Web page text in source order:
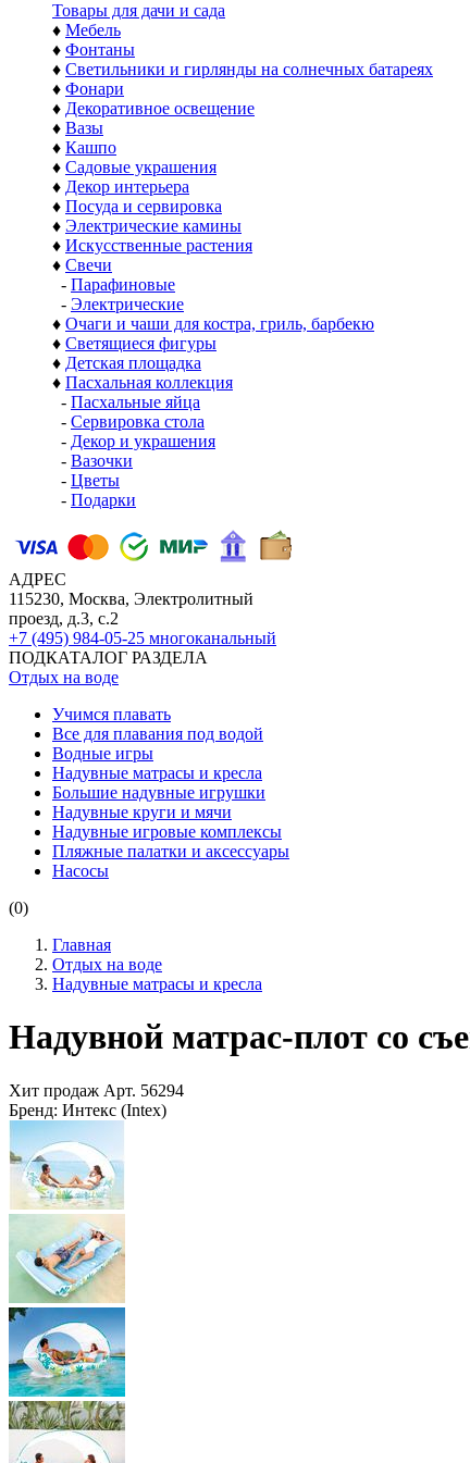
Товары для дачи и сада
♦ Мебель
♦ Фонтаны
♦ Светильники и гирлянды на солнечных батареях
♦ Фонари
♦ Декоративное освещение
♦ Вазы
♦ Кашпо
♦ Садовые украшения
♦ Декор интерьера
♦ Посуда и сервировка
♦ Электрические камины
♦ Искусственные растения
♦ Свечи
- Парафиновые
- Электрические
♦ Очаги и чаши для костра, гриль, барбекю
♦ Светящиеся фигуры
♦ Детская площадка
♦ Пасхальная коллекция
- Пасхальные яйца
- Сервировка стола
- Декор и украшения
- Вазочки
- Цветы
- Подарки
АДРЕС
115230, Москва, Электролитный
проезд, д.3, с.2
+7 (495) 984-05-25 многоканальный
ПОДКАТАЛОГ РАЗДЕЛА
Отдых на воде
Учимся плавать
Все для плавания под водой
Водные игры
Надувные матрасы и кресла
Большие надувные игрушки
Надувные круги и мячи
Надувные игровые комплексы
Пляжные палатки и аксессуары
Насосы
(0)
Главная
Отдых на воде
Надувные матрасы и кресла
Надувной матрас-плот со
Хит продаж Арт. 56294
Бренд: Интекс (Intex)